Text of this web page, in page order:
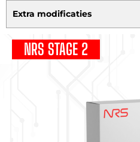
Extra modificaties
NRS STAGE 2